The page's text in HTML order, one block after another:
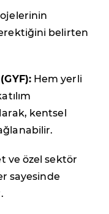
belirten
Hem yerli
kentsel
ve özel sektör
sayesinde